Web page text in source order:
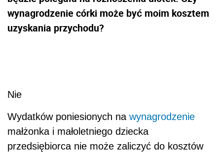
wynagrodzenie córki może być moim kosztem
uzyskania przychodu?
Nie
Wydatków poniesionych na wynagrodzenie
małżonka i małoletniego dziecka
przedsiębiorca nie może zaliczyć do kosztów